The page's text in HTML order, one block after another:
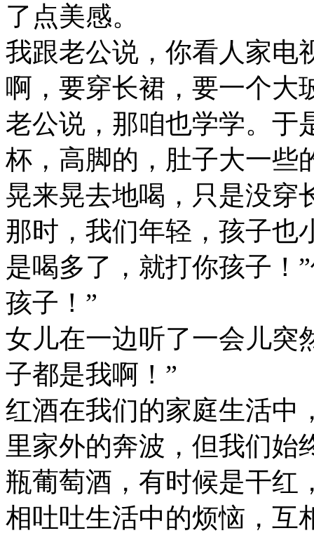
了点美感。
我跟老公说，你看人家电
啊，要穿长裙，要一个大
老公说，那咱也学学。于
杯，高脚的，肚子大一些
晃来晃去地喝，只是没穿
那时，我们年轻，孩子也
是喝多了，就打你孩子！
孩子！”
女儿在一边听了一会儿突
子都是我啊！”
红酒在我们的家庭生活中
里家外的奔波，但我们始
瓶葡萄酒，有时候是干红
相吐吐生活中的烦恼，互